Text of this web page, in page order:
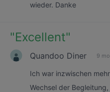
wieder. Danke
"Excellent"
Quandoo Diner 9
Ich war inzwischen
Wechsel der